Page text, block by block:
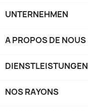
UNTERNEHMEN
A PROPOS DE NOUS
DIENSTLEISTUNGEN
NOS RAYONS